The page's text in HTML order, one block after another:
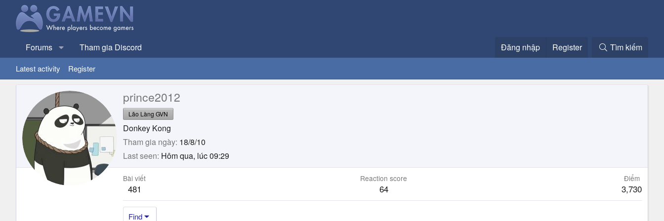
Forums Tham gia Discord Đăng nhập Register Tìm kiếm
Latest activity Register
prince2012
Lão Làng GVN
Donkey Kong
Tham gia ngày 18/8/10
Last seen Hôm qua, lúc 09:29
Bài viết
481
Reaction score
64
Điểm
3,730
Find